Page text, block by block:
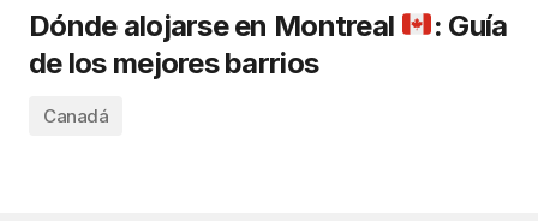
Dónde alojarse en Montreal
: Guía
de los mejores barrios
Canadá